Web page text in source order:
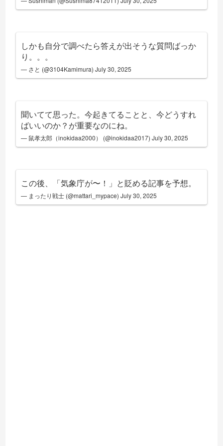
しかも自分で調べたら答えが出そうな質問ばっか
り。。。
— さと (@3104Kamimura)July 30, 2025
聞いてて思った。今起きてることと、今どうすれ
ばいいのか？が重要なのにね。
— 鼠孝太郎（inokidaa2000） (@inokidaa2017)July 30, 2025
この後、「気象庁が〜！」と貶める記事を予想。
— まったり戦士 (@mattari_mypace)July 30, 2025